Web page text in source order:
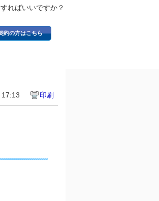
ればいいですか？
約の方はこちら
印刷